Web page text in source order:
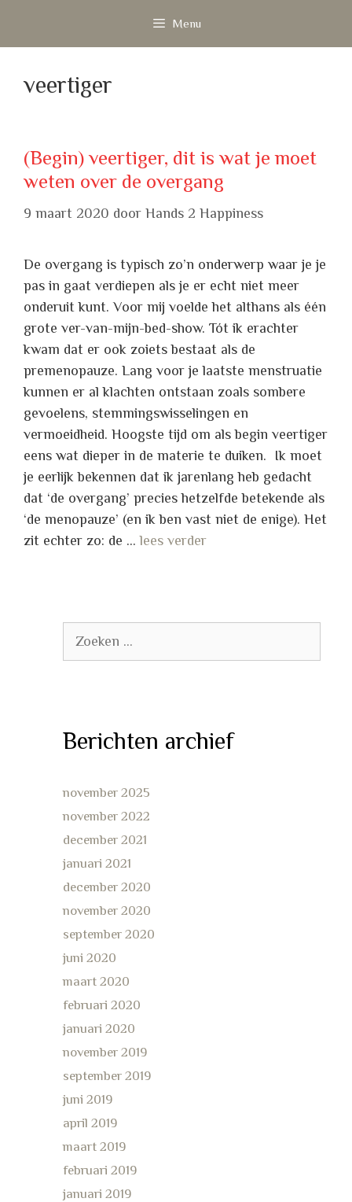
de
Menu
veertiger
(Begin) veertiger, dit is wat je moet
weten over de overgang
9 maart 2020 door Hands 2 Happiness
De overgang is typisch zo’n onderwerp waar je je
pas in gaat verdiepen als je er echt niet meer
onderuit kunt. Voor mij voelde het althans als één
grote ver-van-mijn-bed-show. Tót ik erachter
kwam dat er ook zoiets bestaat als de
premenopauze. Lang voor je laatste menstruatie
kunnen er al klachten ontstaan zoals sombere
gevoelens, stemmingswisselingen en
vermoeidheid. Hoogste tijd om als begin veertiger
eens wat dieper in de materie te duiken. Ik moet
je eerlijk bekennen dat ik jarenlang heb gedacht
dat ‘de overgang’ precies hetzelfde betekende als
‘de menopauze’ (en ik ben vast niet de enige). Het
zit echter zo: de …lees verder
naar:
Berichten archief
november 2025
november 2022
december 2021
januari 2021
december 2020
november 2020
september 2020
juni 2020
maart 2020
februari 2020
januari 2020
november 2019
september 2019
juni 2019
april 2019
maart 2019
februari 2019
januari 2019